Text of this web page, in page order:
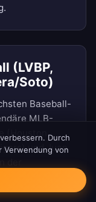
(LVBP,
Soto)
Baseball-
MLB-
(Houston
und Juan
der
IP
Durch
Verwendung von